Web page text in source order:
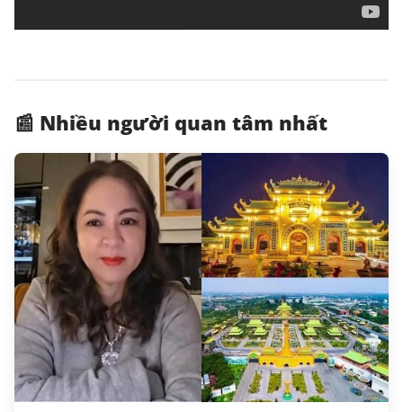
📰 Nhiều người quan tâm nhất